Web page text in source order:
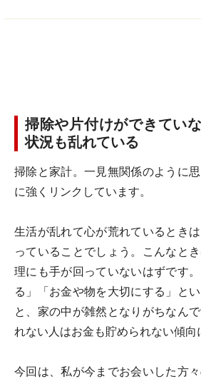
掃除や片付けができてい
状況も乱れている
掃除と家計。一見無関係のように
に強くリンクしています。
生活が乱れて心が荒れているとき
っていることでしょう。こんなと
理にも手が回っていないはずです
る」「お金や物を大切にする」と
と、家の中が雑然となりがちなん
れない人はお金も貯められない傾向
今回は、私が今までお会いした方